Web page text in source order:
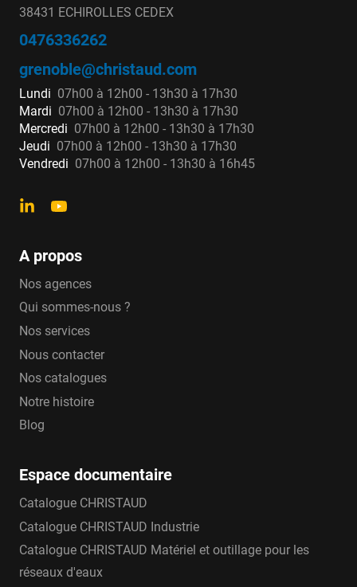
38431 ECHIROLLES CEDEX
0476336262
grenoble@christaud.com
Lundi 07h00 à 12h00 - 13h30 à 17h30
Mardi 07h00 à 12h00 - 13h30 à 17h30
Mercredi 07h00 à 12h00 - 13h30 à 17h30
Jeudi 07h00 à 12h00 - 13h30 à 17h30
Vendredi 07h00 à 12h00 - 13h30 à 16h45
A propos
Nos agences
Qui sommes-nous ?
Nos services
Nous contacter
Nos catalogues
Notre histoire
Blog
Espace documentaire
Catalogue CHRISTAUD
Catalogue CHRISTAUD Industrie
Catalogue CHRISTAUD Matériel et outillage pour les
réseaux d'eaux